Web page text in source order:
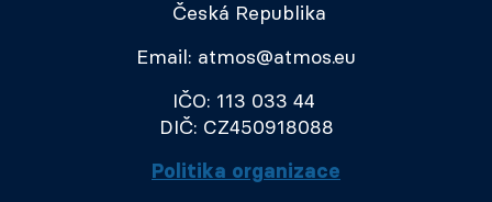
Česká Republika
Email: atmos@atmos.eu
IČO: 113 033 44
DIČ: CZ450918088
Politika organizace